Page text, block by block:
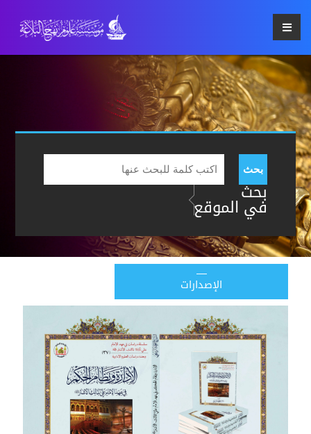
بحث
بحث
في الموقع
الإصدارات